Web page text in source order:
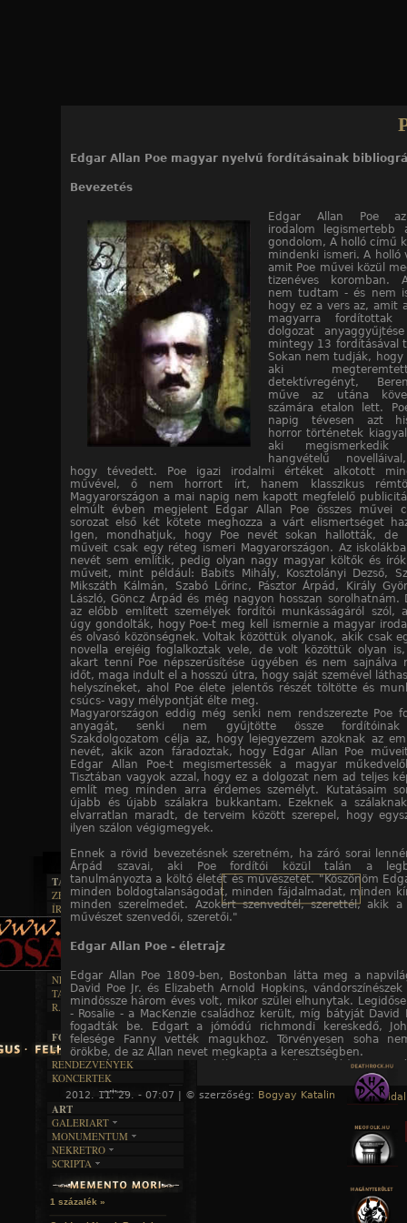
fordításainak bibliográfiája
Edgar Allan Poe magyar nyelvű fordításainak
Bevezetés
Edgar Allan Poe
irodalom legismertebb
gondolom, A holló című
mindenki ismeri. A holló
amit Poe művei közül
tizenéves koromban.
nem tudtam - és nem
hogy ez a vers az, amit
magyarra fordítottak
dolgozat
mintegy 13 fordításával
Sokan nem tudják, hogy
aki
detektívregényt,
műve az utána
számára etalon lett.
napig tévesen azt
horror történetek
aki megismerkedik
hangvételű
hogy tévedett. Poe igazi irodalmi értéket alkotott
művével, ő nem horrort írt, hanem klasszikus
Magyarországon a mai napig nem kapott megfelelő
elmúlt évben megjelent Edgar Allan Poe összes művei
sorozat első két kötete meghozza a várt elismertséget
Igen, mondhatjuk, hogy Poe nevét sokan hallották, de
műveit csak egy réteg ismeri Magyarországon. Az
nevét sem említik, pedig olyan nagy magyar költők és
műveit, mint például: Babits Mihály, Kosztolányi Dezső,
Mikszáth Kálmán, Szabó Lőrinc, Pásztor Árpád, Király
László, Göncz Árpád és még nagyon hosszan sorolhatnám.
az előbb említett személyek fordítói munkásságáról szól,
úgy gondolták, hogy Poe-t meg kell ismernie a magyar
és olvasó közönségnek. Voltak közöttük olyanok, akik csak
novella erejéig foglalkoztak vele, de volt közöttük olyan
akart tenni Poe népszerűsítése ügyében és nem sajnálva
időt, maga indult el a hosszú útra, hogy saját szemével
helyszíneket, ahol Poe élete jelentős részét töltötte és
csúcs- vagy mélypontját élte meg.
Magyarországon eddig még senki nem rendszerezte Poe
anyagát, senki nem gyűjtötte össze fordítóinak
Szakdolgozatom célja az, hogy lejegyezzem azoknak az
nevét, akik azon fáradoztak, hogy Edgar Allan Poe
Edgar Allan Poe-t megismertessék a magyar
Tisztában vagyok azzal, hogy ez a dolgozat nem ad teljes
említ meg minden arra érdemes személyt. Kutatásaim
újabb és újabb szálakra bukkantam. Ezeknek a
elvarratlan maradt, de terveim között szerepel, hogy
ilyen szálon végigmegyek.
Ennek a rövid bevezetésnek szeretném, ha záró sorai
Árpád szavai, aki Poe fordítói közül talán a
tanulmányozta a költő életét és művészetét. "Köszönöm
minden boldogtalanságodat, minden fájdalmadat, minden
minden szerelmedet. Azokért szenvedtél, szerettél, akik a
művészet szenvedői, szeretői."
Edgar Allan Poe - életrajz
Edgar Allan Poe 1809-ben, Bostonban látta meg a
David Poe Jr. és Elizabeth Arnold Hopkins,
mindössze három éves volt, mikor szülei elhunytak.
- Rosalie - a MacKenzie családhoz került, míg bátyját David
fogadták be. Edgart a jómódú richmondi kereskedő,
felesége Fanny vették magukhoz. Törvényesen soha
örökbe, de az Allan nevet megkapta a keresztségben.
1815 és 1820 között Angliában élt az Allan család, Poe itt
Jó eszű gyerek lévén könnyen tanult, fogékony volt a
irodalomra. Angliát utálta, John Allan nem nagyon
feleségével, Fannyval sem. Angliából hazatérve a Virginiai
került, ahol egy év után megszakította tanulmányit,
adósságai miatt. Ez akadályozta abban, hogy visszatérjen az
illetve, hogy eljegyezze Sarah Elmira Roystert, richmondi
1827-ben jelent meg első kötete, a Tamerlane and
(Tamerlene és más költemények), melyet Byron
negyven oldalas füzet a Tamerlenen kívül kilenc másik
tartalmazott, melyeket Poe 1821 és 1822 között írt,
évesen! A Tamerlene megjelenésének évében Edgar A.
belépett a hadseregbe, ahol öt évig szolgált. A
2012. 11. 29. - 07:07 | © szerzőség: Bogyay Katalin « Főoldal
TAJTÉKOS LAPOK
ZENE
EGYÜTTESEK
FORDÍTÁSOK
ÍRÁSOK
IRODALOM
FILM
ÍRÁSTÖRTÉNET
BOSZORKÁNYKONYHA
FEKETE HUMOR
KÉPES
SZÖVEGES
RENDEZVÉNYEK
NEKROMANTIKA
AKTUÁLIS
A MÚLT
TAJTÉKOS NAPOK
R.I.P.
FOTÓGALÉRIA
FESZTIVÁLOK
RENDEZVÉNYEK
KONCERTEK
ART
GALERIART
ARTGALERI
KÉPREGÉNYEK
LAKÁSKULTS
MONUMENTUM
TEMETŐK
TEMPLOMOK
VÁRAK
HELYEK
NEKRETRO
SZUBKULT
FEKETE LYUK
RELIKVIÁK
SCRIPTA
NOVELLÁK
VERSEK
1 százalék »